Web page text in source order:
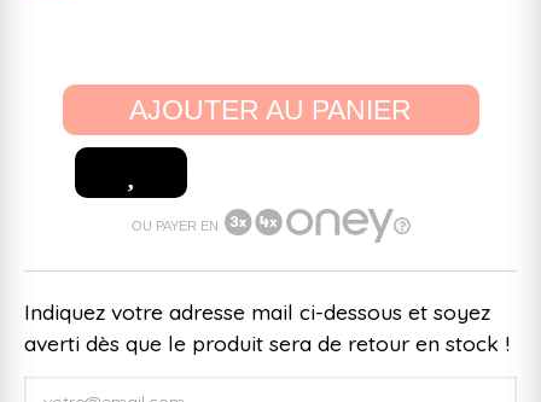
AJOUTER AU PANIER
OU PAYER EN
Indiquez votre adresse mail ci-dessous et soyez
averti dès que le produit sera de retour en stock !